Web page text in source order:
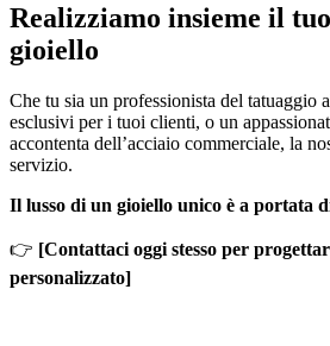
Realizziamo insieme il
gioiello
Che tu sia un professionista del tatuaggio
esclusivi per i tuoi clienti, o un
accontenta dell’acciaio commerciale, la
servizio.
Il lusso di un gioiello unico è a portata
👉 [Contattaci oggi stesso per
personalizzato]